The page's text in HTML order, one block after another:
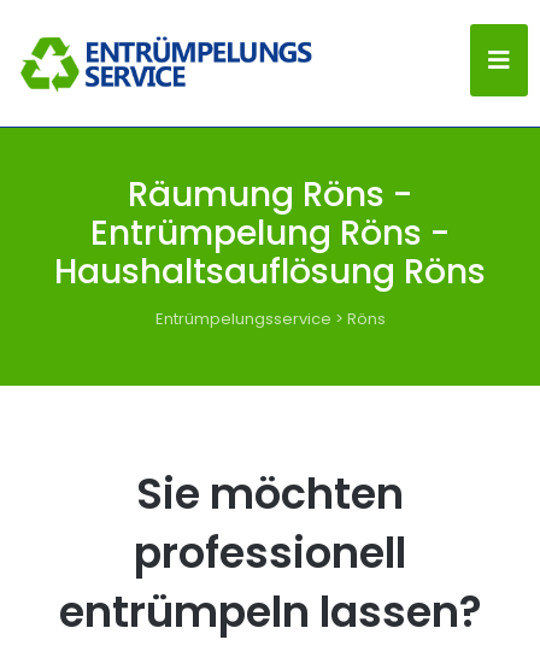
Räumung Röns -
Entrümpelung Röns -
Haushaltsauflösung Röns
Entrümpelungsservice > Röns
Sie möchten
professionell
entrümpeln lassen?